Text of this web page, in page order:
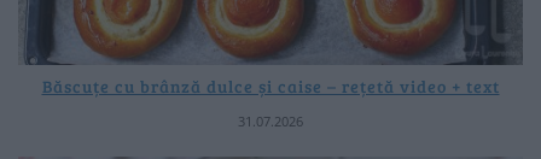
Băscuțe cu brânză dulce și caise – rețetă video + text
31.07.2026